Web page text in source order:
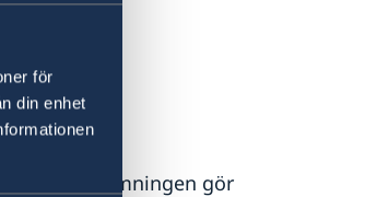
för
din enhet
Den bedömningen gör